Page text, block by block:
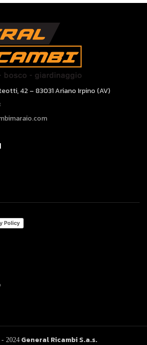
42 – 83031 Ariano Irpino (AV)
Policy
2024 General Ricambi S.a.s.